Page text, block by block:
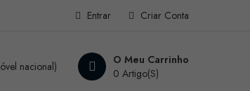
Criar Conta
Entrar
O Meu Carrinho
0 Artigo(s)
nacional)